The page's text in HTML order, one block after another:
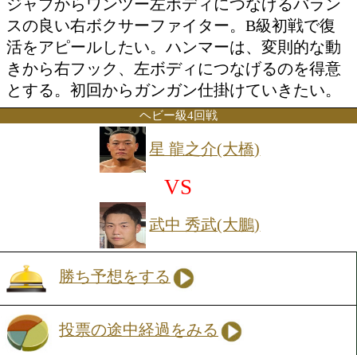
打ち分けと左カウンターに長けたサウ
さらに上を目指すためにもランカーと
の差を見せたい。A級初戦でランカーに
は、プレスをかけながら左右フックで
る好戦的なタイプ。3連勝中の勢いをぶ
山川 健太(大橋)
VS
ハンマータク(岐阜ヨコゼ